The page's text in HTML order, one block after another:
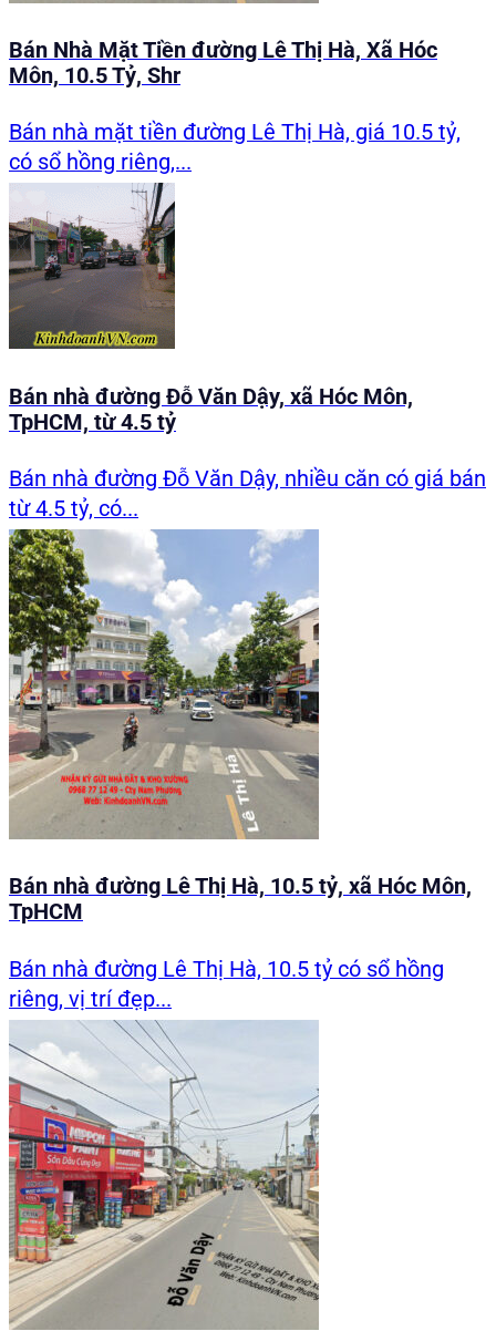
Bán Nhà Mặt Tiền đường Lê Thị Hà, Xã Hóc
Môn, 10.5 Tỷ, Shr
Bán nhà mặt tiền đường Lê Thị Hà, giá 10.5 tỷ,
có sổ hồng riêng,...
Bán nhà đường Đỗ Văn Dậy, xã Hóc Môn,
TpHCM, từ 4.5 tỷ
Bán nhà đường Đỗ Văn Dậy, nhiều căn có giá bán
từ 4.5 tỷ, có...
Bán nhà đường Lê Thị Hà, 10.5 tỷ, xã Hóc Môn,
TpHCM
Bán nhà đường Lê Thị Hà, 10.5 tỷ có sổ hồng
riêng, vị trí đẹp...